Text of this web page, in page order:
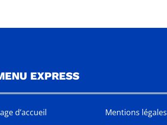
EXPRESS
d’accueil
Mentions légales